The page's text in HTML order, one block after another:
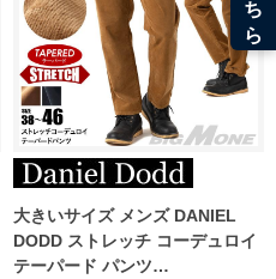
大きいサイズ メンズ DANIEL
DODD ストレッチ コーデュロイ
テーパード パンツ